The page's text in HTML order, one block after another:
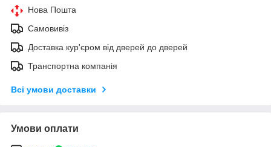
Нова Пошта
Самовивіз
Доставка кур'єром від дверей до дверей
Транспортна компанія
Всі умови доставки
Умови оплати